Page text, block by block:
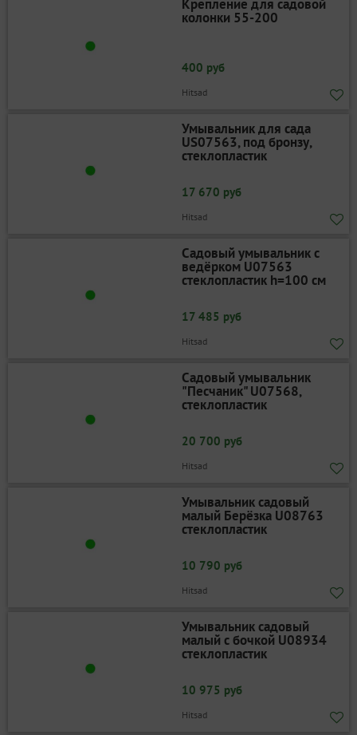
Крепление для садовой
колонки 55-200
400 руб
Hitsad
Умывальник для сада
US07563, под бронзу,
стеклопластик
17 670 руб
Hitsad
Садовый умывальник с
ведёрком U07563
стеклопластик h=100 см
17 485 руб
Hitsad
Садовый умывальник
"Песчаник" U07568,
стеклопластик
20 700 руб
Hitsad
Умывальник садовый
малый Берёзка U08763
стеклопластик
10 790 руб
Hitsad
Умывальник садовый
малый с бочкой U08934
стеклопластик
10 975 руб
Hitsad